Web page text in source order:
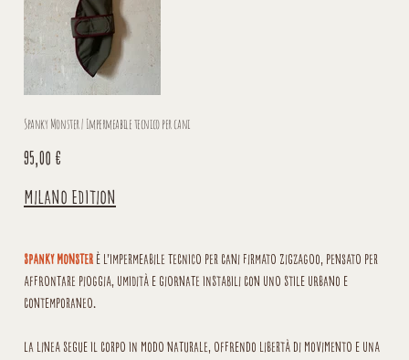
Spanky Monster | Impermeabile tecnico per cani
95,00 €
Milano Edition
Spanky Monster è l’impermeabile tecnico per cani firmato Zigzagoo, pensato per
affrontare pioggia, umidità e giornate instabili con uno stile urbano e
contemporaneo.
La linea segue il corpo in modo naturale, offrendo libertà di movimento e una